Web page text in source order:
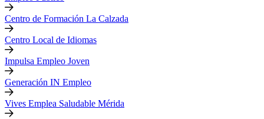
Centro de Formación La Calzada
Centro Local de Idiomas
Impulsa Empleo Joven
Generación IN Empleo
Vives Emplea Saludable Mérida